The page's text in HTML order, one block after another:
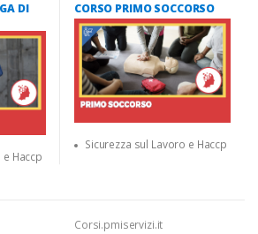
DI
Haccp
CORSO PRIMO SOCCORSO
Sicurezza sul Lavoro e Haccp
Corsi.pmiservizi.it